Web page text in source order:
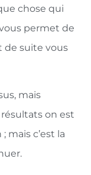
chose qui
permet de
de suite vous
mais
résultats on est
mais c’est la